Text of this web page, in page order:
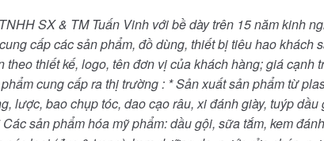
SX & TM Tuấn Vinh với bề dày trên 15 năm kinh
cấp các sản phẩm, đồ dùng, thiết bị tiêu hao khách
theo thiết kế, logo, tên đơn vị của khách hàng; giá cạnh
cung cấp ra thị trường : * Sản xuất sản phẩm từ
lược, bao chụp tóc, dao cạo râu, xi đánh giày, tuýp
Các sản phẩm hóa mỹ phẩm: dầu gội, sữa tắm, kem
hệ
phẩm Amenities
sạn
TD708N
Giá liên hệ
Dao cạo râu 2 lưỡi Dorco
TG710 2P